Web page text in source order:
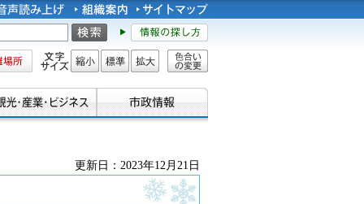
文字サイズ
縮小 標準 拡大
色合い
更新日：2023年12月21日